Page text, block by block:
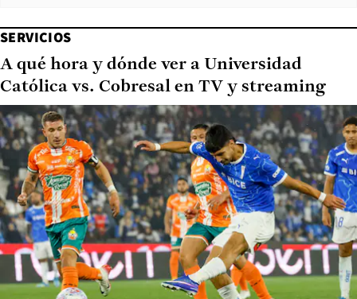
SERVICIOS
A qué hora y dónde ver a Universidad
Católica vs. Cobresal en TV y streaming